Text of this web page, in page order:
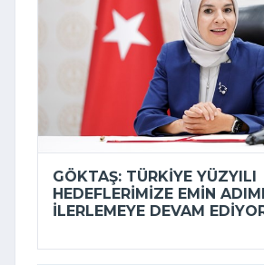
GÖKTAŞ: TÜRKIYE YÜZYILI
HEDEFLERIMIZE EMIN
ILERLEMEYE DEVAM